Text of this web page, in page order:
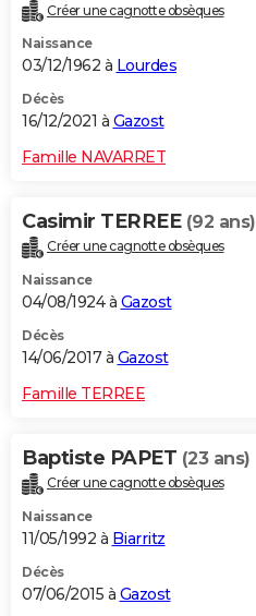
Créer une cagnotte obsèques
Naissance
03/12/1962 à Lourdes
Décès
16/12/2021 à Gazost
Famille NAVARRET
Casimir TERREE (92 ans)
Créer une cagnotte obsèques
Naissance
04/08/1924 à Gazost
Décès
14/06/2017 à Gazost
Famille TERREE
Baptiste PAPET (23 ans)
Créer une cagnotte obsèques
Naissance
11/05/1992 à Biarritz
Décès
07/06/2015 à Gazost